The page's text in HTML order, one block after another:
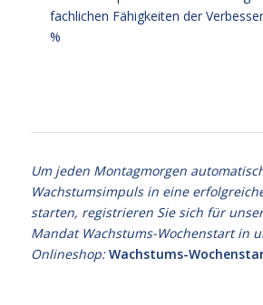
fachlichen Fähigkeiten der
%
Um jeden Montagmorgen
Wachstumsimpuls in eine
starten, registrieren Sie sich für
Mandat Wachstums-Wochenstart in
Onlineshop:Wachstums-